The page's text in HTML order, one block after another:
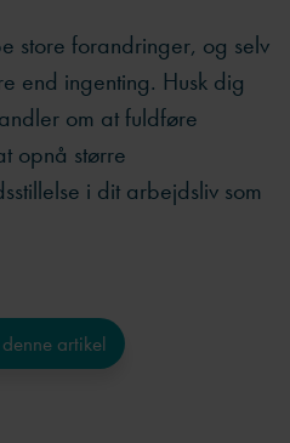
store forandringer, og selv
end ingenting. Husk dig
om at fuldføre
opnå større
i dit arbejdsliv som
artikel